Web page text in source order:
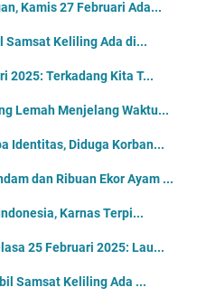
Kamis 27 Februari Ada...
Samsat Keliling Ada di...
2025: Terkadang Kita T...
Lemah Menjelang Waktu...
Identitas, Diduga Korban...
dan Ribuan Ekor Ayam ...
Karnas Terpi...
25 Februari 2025: Lau...
Samsat Keliling Ada ...